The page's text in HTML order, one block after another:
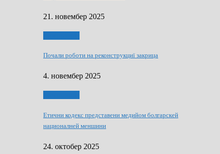
21. новембер 2025
Почали роботи на реконструкциї закрица
4. новембер 2025
Етични кодекс представени медийом болгарскей
националней меншини
24. октобер 2025